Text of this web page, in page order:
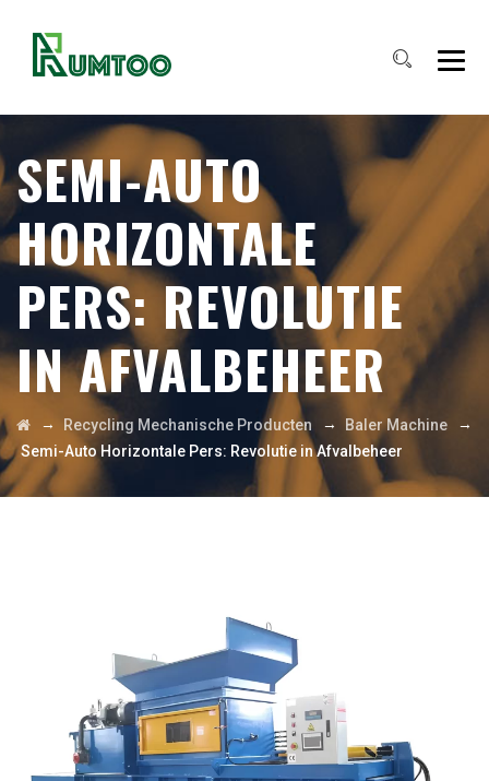
SEMI-AUTO
HORIZONTALE
PERS: REVOLUTIE
IN AFVALBEHEER
→ Recycling Mechanische Producten → Baler Machine →
Semi-Auto Horizontale Pers: Revolutie in Afvalbeheer